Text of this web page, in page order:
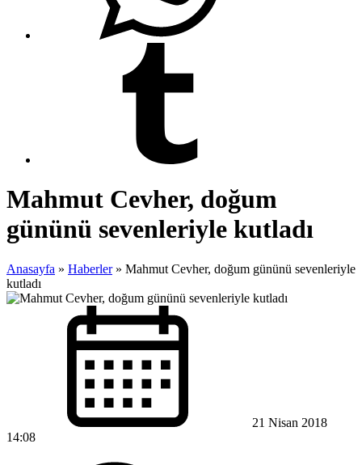
Mahmut Cevher, doğum
gününü sevenleriyle kutladı
Anasayfa » Haberler » Mahmut Cevher, doğum gününü sevenleriyle
kutladı
21 Nisan 2018
14:08